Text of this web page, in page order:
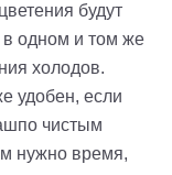
будут
в одном и том же
холодов.
удобен, если
чистым
нужно время,